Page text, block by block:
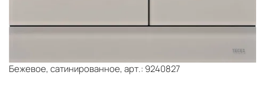
Бежевое, сатинированное, арт.: 9240827